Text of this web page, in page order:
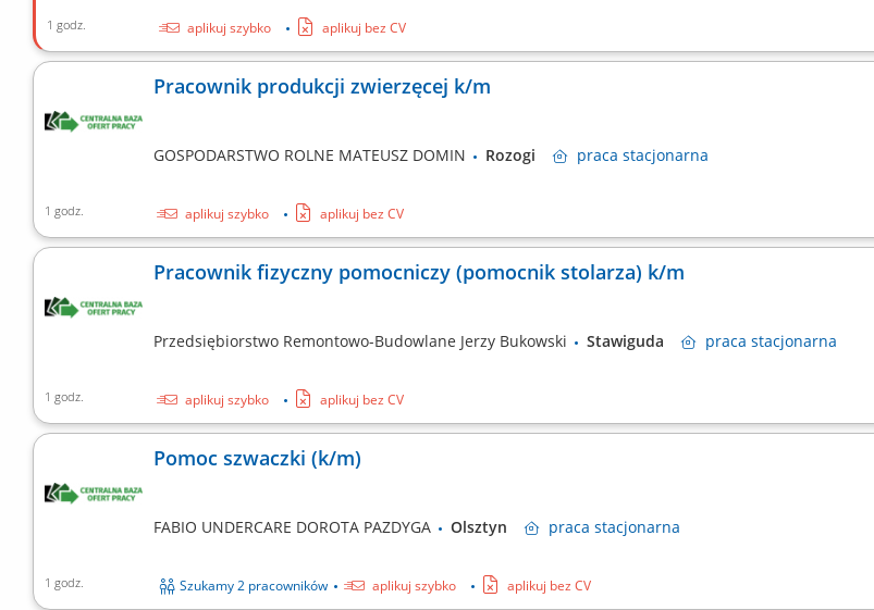
aplikuj szybko aplikuj bez CV
1 godz.
Pracownik produkcji zwierzęcej k/m
GOSPODARSTWO ROLNE MATEUSZ DOMIN Rozogi praca stacjonarna
aplikuj szybko aplikuj bez CV
1 godz.
Pracownik fizyczny pomocniczy (pomocnik stolarza) k/m
Przedsiębiorstwo Remontowo-Budowlane Jerzy Bukowski Stawiguda praca stacjonarna
aplikuj szybko aplikuj bez CV
1 godz.
Pomoc szwaczki (k/m)
FABIO UNDERCARE DOROTA PAZDYGA Olsztyn praca stacjonarna
Szukamy 2 pracowników aplikuj szybko aplikuj bez CV
1 godz.